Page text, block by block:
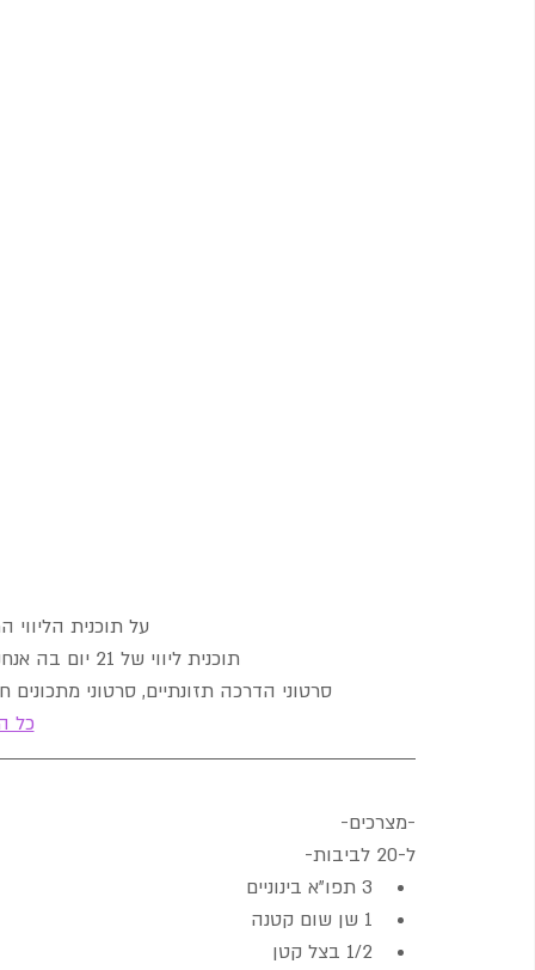
על תוכנית
תוכנית ליווי של 21 יום בה אנחנו עוברות יחד לבית בריא וטעים יותר!
סרטוני הדרכה תזונתיים, סרטוני מתכונים
כל
-מצרכים-
ל-20 לביבות-
3 תפו"א בינוניים
1 שן שום קטנה
1/2 בצל קטן